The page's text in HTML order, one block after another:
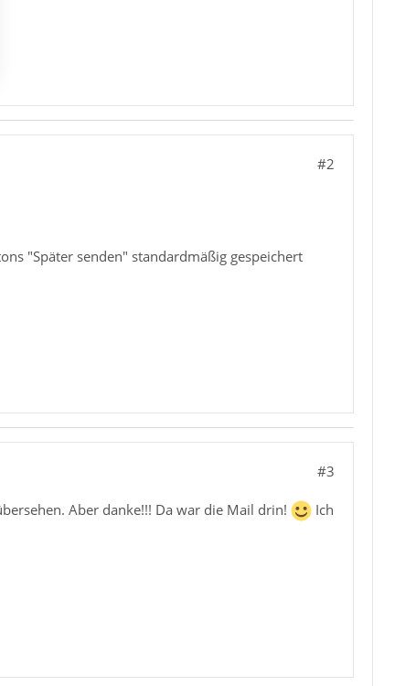
#2
"Später senden" standardmäßig gespeichert
#3
Aber danke!!! Da war die Mail drin!
Ich